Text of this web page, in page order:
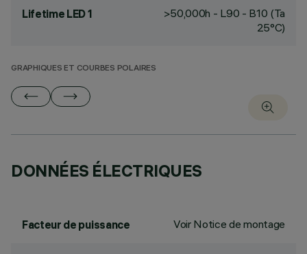
Lifetime LED 1
>50,000h - L90 - B10 (Ta
25°C)
GRAPHIQUES ET COURBES POLAIRES
DONNÉES ÉLECTRIQUES
Facteur de puissance Voir Notice de montage